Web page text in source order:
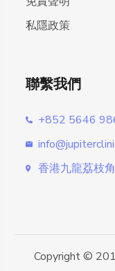
私隱政策
聯繫我們
+852 5646
香港九龍荔枝
Copyright ©